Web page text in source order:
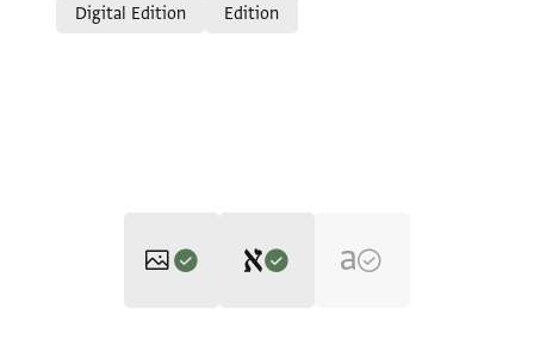
Digital Edition
Edition